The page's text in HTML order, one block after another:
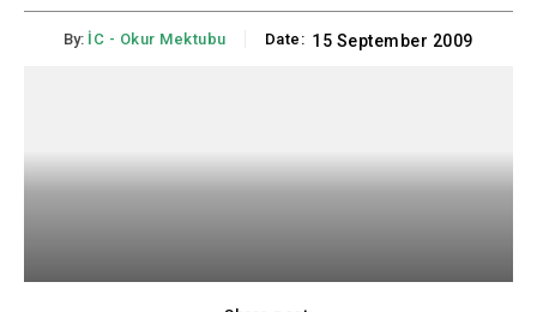
By: İC - Okur Mektubu Date: 15 September 2009